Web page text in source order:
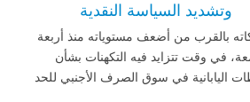
وتشديد السياسة النقدية
بالقرب من أضعف مستوياته منذ أربعة
في وقت تتزايد فيه التكهنات بشأن
اليابانية في سوق الصرف الأجنبي للحد